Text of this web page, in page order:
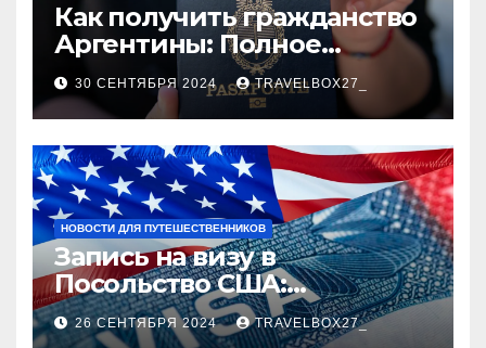
Как получить гражданство
Аргентины: Полное
руководство
30 СЕНТЯБРЯ 2024 TRAVELBOX27_
НОВОСТИ ДЛЯ ПУТЕШЕСТВЕННИКОВ
Запись на визу в
Посольство США:
Пошаговое руководство
26 СЕНТЯБРЯ 2024 TRAVELBOX27_